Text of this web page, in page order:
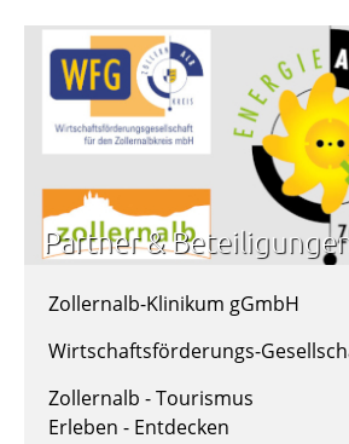
Partner &
Zollernalb-Klinikum gGmbH
Wirtschaftsförderungs-
Zollernalb - Tourismus
Erleben - Entdecken